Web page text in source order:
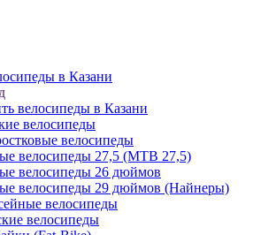
в Казани
велосипеды в Казани
велосипеды
велосипеды
велосипеды 27,5 (MTB 27,5)
велосипеды 26 дюймов
велосипеды 29 дюймов (Найнеры)
велосипеды
велосипеды